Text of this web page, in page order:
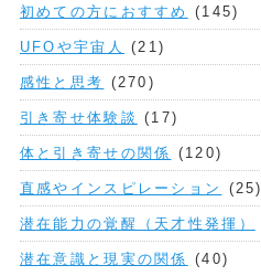
初めての方におすすめ (145)
UFOや宇宙人 (21)
感性と思考 (270)
引き寄せ体験談 (17)
体と引き寄せの関係 (120)
直感やインスピレーション (25)
潜在能力の覚醒（天才性発揮）
潜在意識と現実の関係 (40)